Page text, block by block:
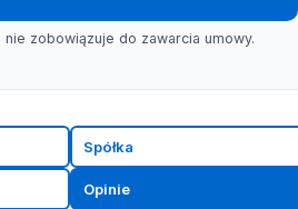
nie zobowiązuje do zawarcia umowy.
Spółka
Opinie